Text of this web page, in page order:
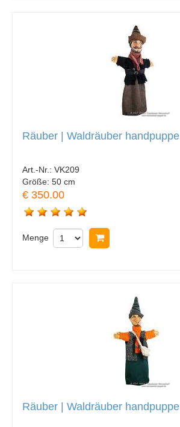
Räuber | Waldräuber handpuppe
Art.-Nr.: VK209
Größe: 50 cm
€ 350.00
Menge
Räuber | Waldräuber handpuppe